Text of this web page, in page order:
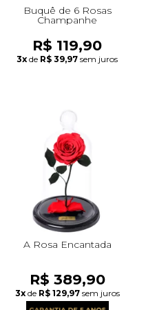
Buquê de 6 Rosas
Champanhe
R$ 119,90
3x de R$ 39,97 sem juros
A Rosa Encantada
R$ 389,90
3x de R$ 129,97 sem juros